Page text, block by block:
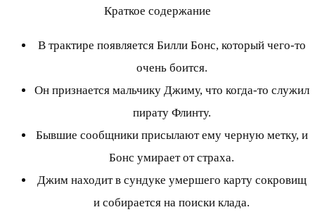
Краткое содержание
В трактире появляется Билли Бонс, который чего-то
очень боится.
Он признается мальчику Джиму, что когда-то служил
пирату Флинту.
Бывшие сообщники присылают ему черную метку, и
Бонс умирает от страха.
Джим находит в сундуке умершего карту сокровищ
и собирается на поиски клада.